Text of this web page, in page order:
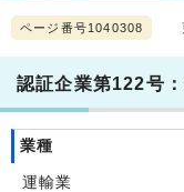
ページ番号1040308
認証企業第122号
業種
運輸業